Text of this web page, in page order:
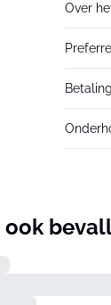
Over
ook